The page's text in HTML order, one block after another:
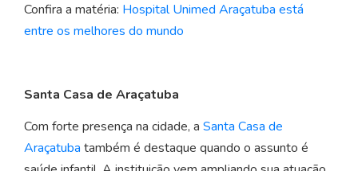
Confira a matéria: Hospital Unimed Araçatuba está
entre os melhores do mundo
Santa Casa de Araçatuba
Com forte presença na cidade, a Santa Casa de
Araçatuba também é destaque quando o assunto é